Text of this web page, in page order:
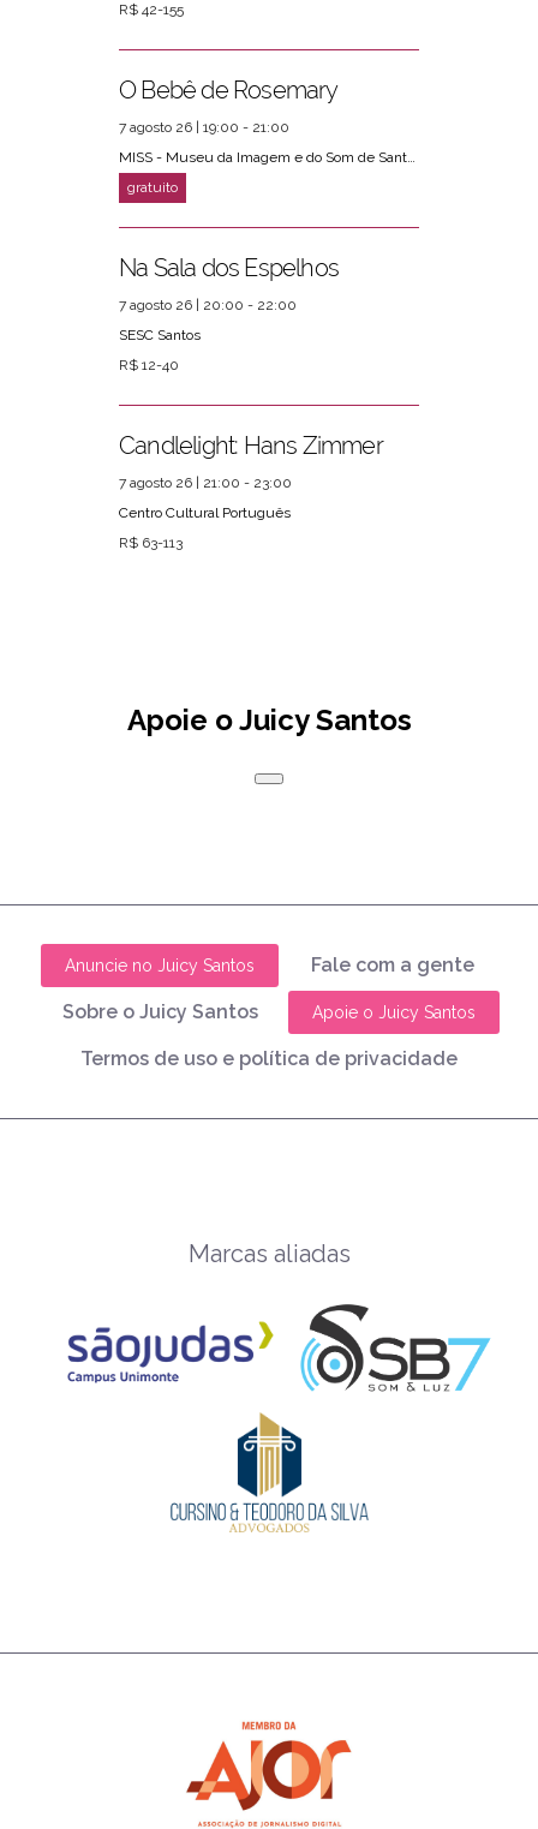
R$ 42-155
O Bebê de Rosemary
7 agosto 26 | 19:00 - 21:00
MISS - Museu da Imagem e do Som de Santos
Na Sala dos Espelhos
7 agosto 26 | 20:00 - 22:00
SESC Santos
R$ 12-40
Candlelight: Hans Zimmer
7 agosto 26 | 21:00 - 23:00
Centro Cultural Português
R$ 63-113
Apoie o Juicy Santos
Anuncie no Juicy Santos Fale com a gente
Sobre o Juicy Santos Apoie o Juicy Santos
Termos de uso e política de privacidade
Marcas aliadas